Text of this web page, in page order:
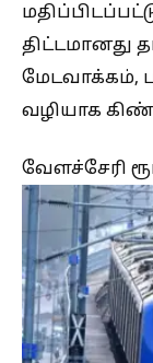
திட்டமானது
மேடவாக்கம்,
வழியாக
வேளச்சேரி